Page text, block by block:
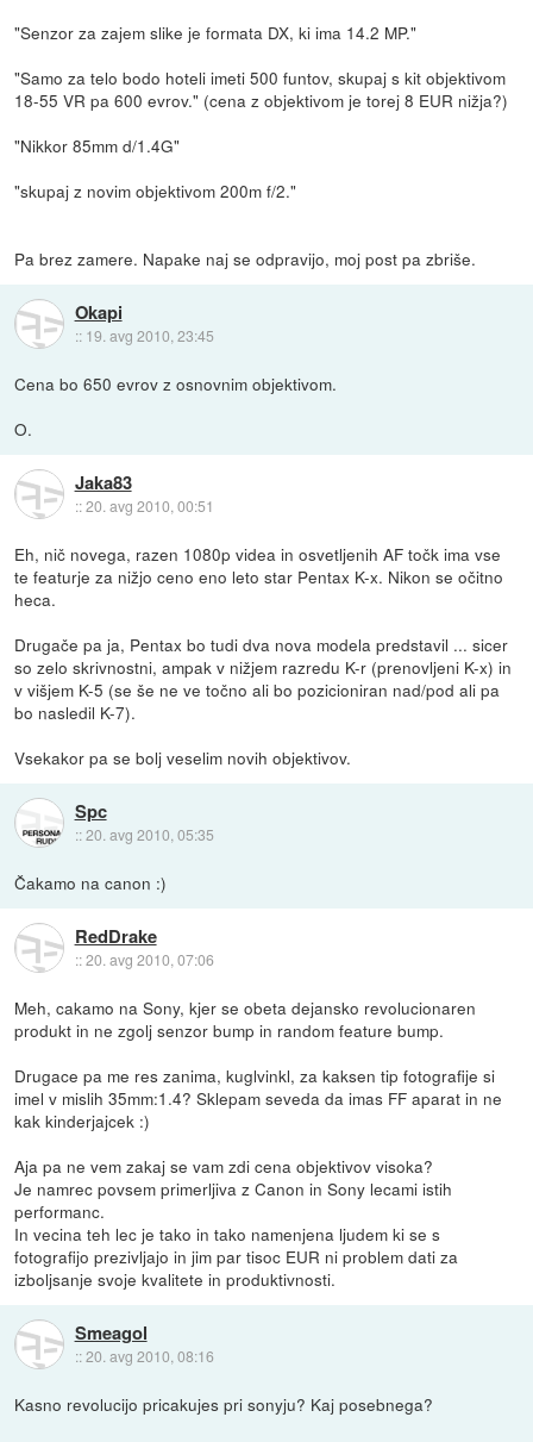
"Senzor za zajem slike je formata DX, ki ima 14.2 MP."
"Samo za telo bodo hoteli imeti 500 funtov, skupaj s kit objektivom
18-55 VR pa 600 evrov." (cena z objektivom je torej 8 EUR nižja?)
"Nikkor 85mm d/1.4G"
"skupaj z novim objektivom 200m f/2."
Pa brez zamere. Napake naj se odpravijo, moj post pa zbriše.
Okapi
:: 19. avg 2010, 23:45
Cena bo 650 evrov z osnovnim objektivom.
O.
Jaka83
::20. avg 2010, 00:51
Eh, nič novega, razen 1080p videa in osvetljenih AF točk ima vse
te featurje za nižjo ceno eno leto star Pentax K-x. Nikon se očitno
heca.
Drugače pa ja, Pentax bo tudi dva nova modela predstavil ... sicer
so zelo skrivnostni, ampak v nižjem razredu K-r (prenovljeni K-x) in
v višjem K-5 (se še ne ve točno ali bo pozicioniran nad/pod ali pa
bo nasledil K-7).
Vsekakor pa se bolj veselim novih objektivov.
Spc
::20. avg 2010, 05:35
Čakamo na canon :)
RedDrake
::20. avg 2010, 07:06
Meh, cakamo na Sony, kjer se obeta dejansko revolucionaren
produkt in ne zgolj senzor bump in random feature bump.
Drugace pa me res zanima, kuglvinkl, za kaksen tip fotografije si
imel v mislih 35mm:1.4? Sklepam seveda da imas FF aparat in ne
kak kinderjajcek :)
Aja pa ne vem zakaj se vam zdi cena objektivov visoka?
Je namrec povsem primerljiva z Canon in Sony lecami istih
performanc.
In vecina teh lec je tako in tako namenjena ljudem ki se s
fotografijo prezivljajo in jim par tisoc EUR ni problem dati za
izboljsanje svoje kvalitete in produktivnosti.
Smeagol
::20. avg 2010, 08:16
Kasno revolucijo pricakujes pri sonyju? Kaj posebnega?